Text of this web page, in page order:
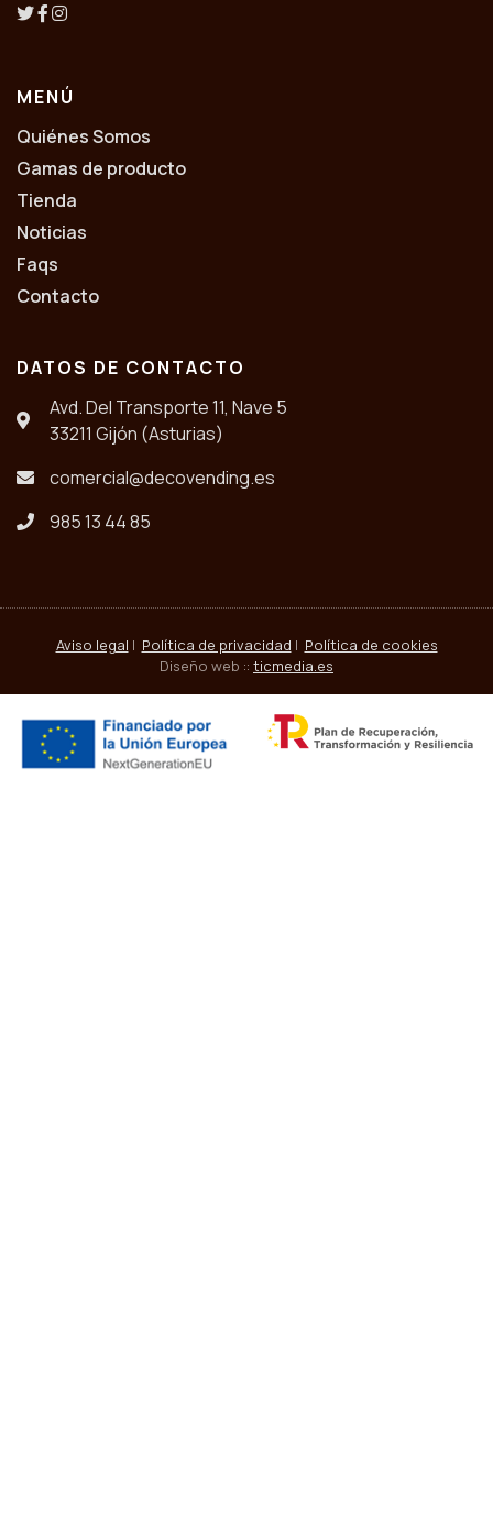
MENÚ
Quiénes Somos
Gamas de producto
Tienda
Noticias
Faqs
Contacto
DATOS DE CONTACTO
Avd. Del Transporte 11, Nave 5
33211 Gijón (Asturias)
comercial@decovending.es
985 13 44 85
Aviso legal | Política de privacidad | Política de cookies
Diseño web :: ticmedia.es